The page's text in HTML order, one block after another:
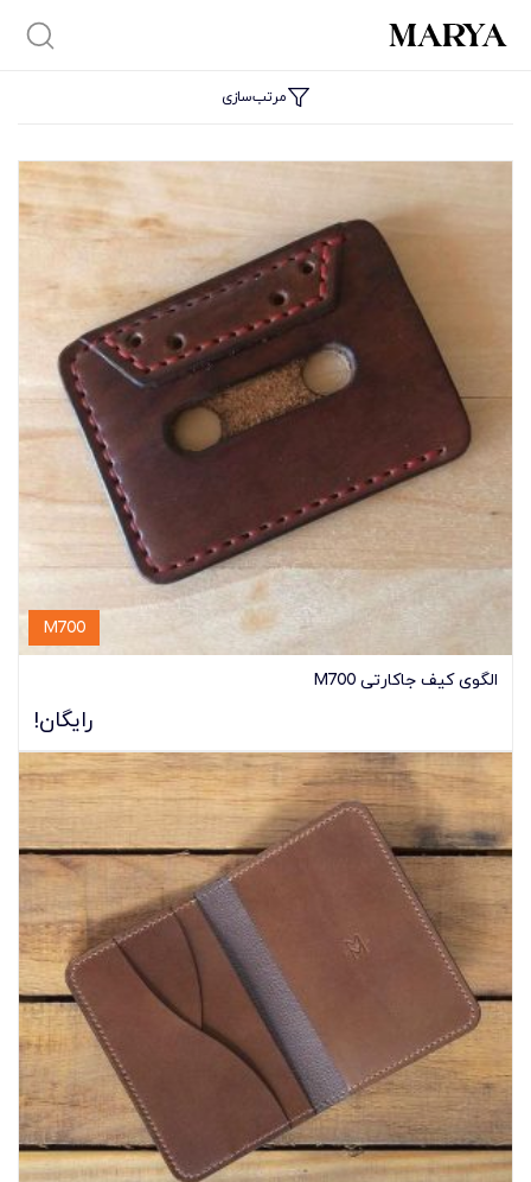
مرتب‌سازی
M700
الگوی کیف جاکارتی M700
رایگان!